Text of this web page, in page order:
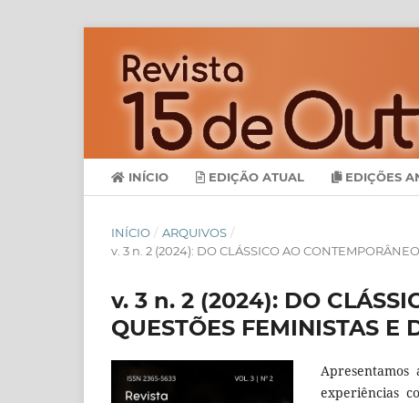
INÍCIO EDIÇÃO ATUAL EDIÇÕES
INÍCIO / ARQUIVOS /
v. 3 n. 2 (2024): DO CLÁSSICO AO
v. 3 n. 2 (2024): DO
QUESTÕES FEMINISTAS E
experiências